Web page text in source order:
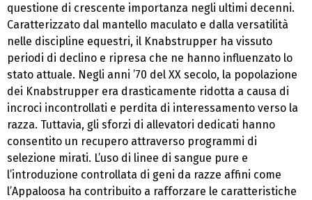
questione di crescente importanza negli ultimi decenni.
Caratterizzato dal mantello maculato e dalla versatilità
nelle discipline equestri, il Knabstrupper ha vissuto
periodi di declino e ripresa che ne hanno influenzato lo
stato attuale. Negli anni ’70 del XX secolo, la popolazione
dei Knabstrupper era drasticamente ridotta a causa di
incroci incontrollati e perdita di interessamento verso la
razza. Tuttavia, gli sforzi di allevatori dedicati hanno
consentito un recupero attraverso programmi di
selezione mirati. L’uso di linee di sangue pure e
l’introduzione controllata di geni da razze affini come
l’Appaloosa ha contribuito a rafforzare le caratteristiche